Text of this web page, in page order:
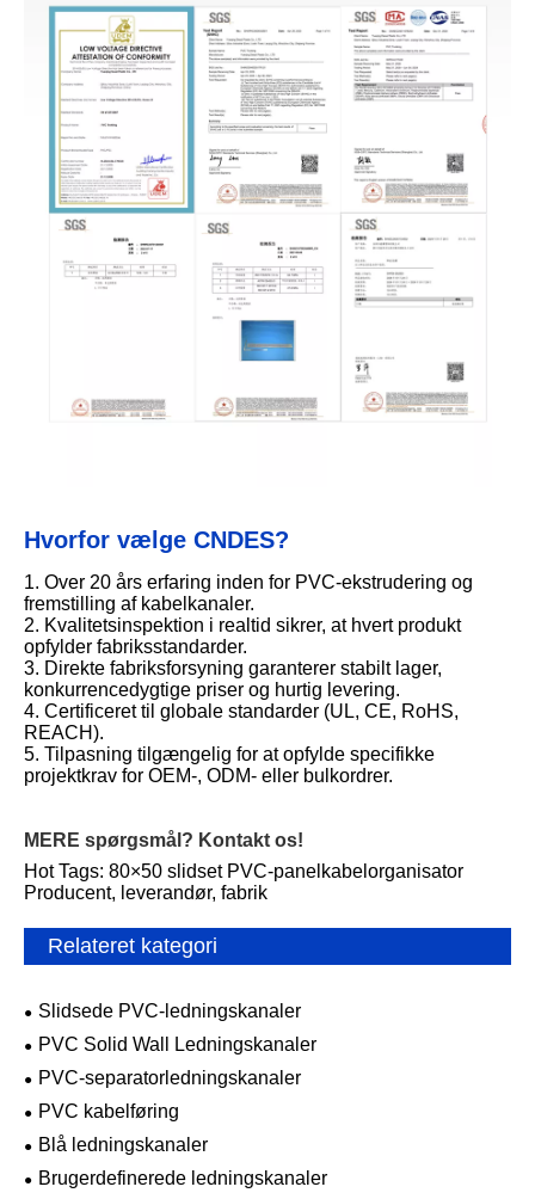
Hvorfor vælge CNDES?
1. Over 20 års erfaring inden for PVC-ekstrudering og
fremstilling af kabelkanaler.
2. Kvalitetsinspektion i realtid sikrer, at hvert produkt
opfylder fabriksstandarder.
3. Direkte fabriksforsyning garanterer stabilt lager,
konkurrencedygtige priser og hurtig levering.
4. Certificeret til globale standarder (UL, CE, RoHS,
REACH).
5. Tilpasning tilgængelig for at opfylde specifikke
projektkrav for OEM-, ODM- eller bulkordrer.
MERE spørgsmål? Kontakt os!
Hot Tags: 80×50 slidset PVC-panelkabelorganisator
Producent, leverandør, fabrik
Relateret kategori
Slidsede PVC-ledningskanaler
PVC Solid Wall Ledningskanaler
PVC-separatorledningskanaler
PVC kabelføring
Blå ledningskanaler
Brugerdefinerede ledningskanaler